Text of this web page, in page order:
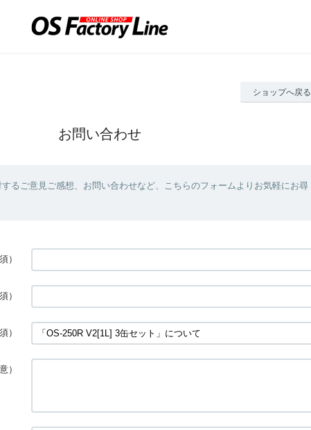
ショップへ戻る
お問い合わせ
るご意見ご感想、お問い合わせなど、こちらのフォームよりお気軽にお尋
）
）
）
）